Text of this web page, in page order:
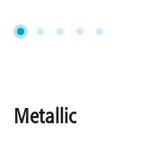
Metallic